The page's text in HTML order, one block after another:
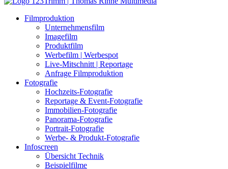
Filmproduktion
Unternehmensfilm
Imagefilm
Produktfilm
Werbefilm | Werbespot
Live-Mitschnitt | Reportage
Anfrage Filmproduktion
Fotografie
Hochzeits-Fotografie
Reportage & Event-Fotografie
Immobilien-Fotografie
Panorama-Fotografie
Portrait-Fotografie
Werbe- & Produkt-Fotografie
Infoscreen
Übersicht Technik
Beispielfilme